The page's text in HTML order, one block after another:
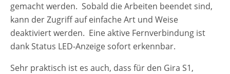
gemacht werden. Sobald die Arbeiten beendet sind,
kann der Zugriff auf einfache Art und Weise
deaktiviert werden. Eine aktive Fernverbindung ist
dank Status LED-Anzeige sofort erkennbar.
Sehr praktisch ist es auch, dass für den Gira S1,